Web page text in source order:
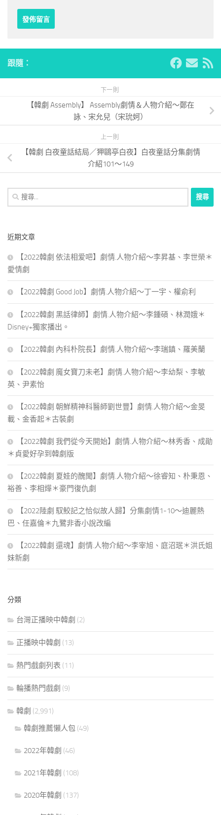
跟隨：
下一則
【韓劇 Assembly】 Assembly劇情＆人物介紹～鄭在
詠、宋允兒（宋玧妸）
上一則
【韓劇 白夜童話結局／狎鷗亭白夜】白夜童話分集劇情
介紹101～149
搜
尋
字:
近期文章
【2022韓劇 依法相爱吧】劇情.人物介紹～李昇基、李世榮＊
愛情劇
【2022韓劇 Good Job】劇情.人物介紹～丁一宇、權俞利
【2022韓劇 黑話律師】劇情.人物介紹～李鍾碩、林潤娥＊
Disney+獨家播出。
【2022韓劇 內科朴院長】劇情.人物介紹～李瑞鎮、羅美蘭
【2022韓劇 魔女寶刀未老】劇情.人物介紹～李幼梨、李敏
英、尹素怡
【2022韓劇 朝鮮精神科醫師劉世豐】劇情.人物介紹～金旻
載、金香起＊古裝劇
【2022韓劇 我們從今天開始】劇情.人物介紹～林秀香、成勛
＊貞愛好孕到韓劇版
【2022韓劇 夏娃的醜聞】劇情.人物介紹～徐睿知、朴秉恩、
裕善、李相燁＊豪門復仇劇
【2022陸劇 馭鮫記之恰似故人歸】分集劇情1-10～迪麗熱
巴、任嘉倫＊九鷺非香小說改編
【2022韓劇 還魂】劇情.人物介紹～李宰旭、庭沼珉＊洪氏姐
妹新劇
分類
台灣正播映中韓劇 (2)
正播映中韓劇 (13)
熱門戲劇列表 (11)
輪播熱門戲劇 (9)
韓劇 (2,991)
韓劇推薦懶人包 (49)
2022年韓劇 (46)
2021年韓劇 (108)
2020年韓劇 (137)